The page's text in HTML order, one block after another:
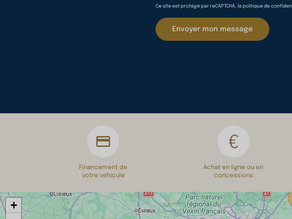
Ce site est protégé par reCAPTCHA, la politique de
Envoyer mon message
Financement de
votre véhicule
Achat en ligne ou en
concessions
+